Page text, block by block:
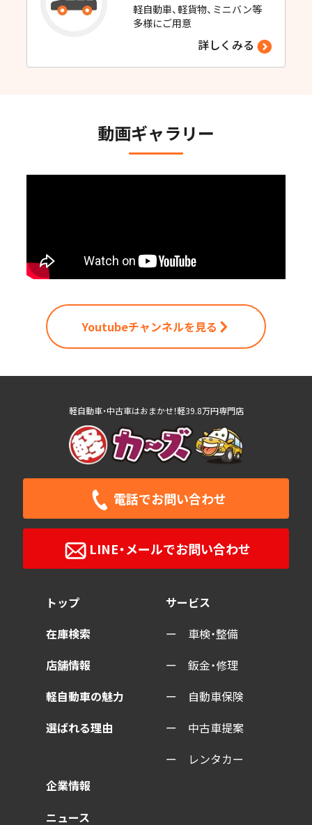
軽自動車、軽貨物、ミニバン等
多様にご用意
詳しくみる
動画ギャラリー
Youtubeチャンネルを見る
軽自動車・中古車はおまかせ！軽39.8万円専門店
電話でお問い合わせ
LINE・メールでお問い合わせ
トップ
在庫検索
店舗情報
軽自動車の魅力
選ばれる理由
サービス
車検・整備
鈑金・修理
自動車保険
中古車提案
レンタカー
企業情報
ニュース